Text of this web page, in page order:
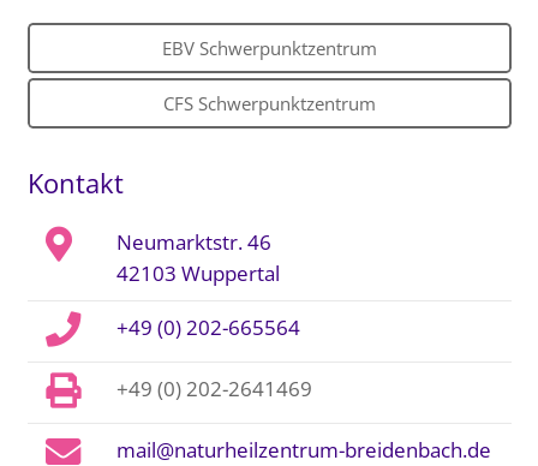
EBV Schwerpunktzentrum
CFS Schwerpunktzentrum
Kontakt
Neumarktstr. 46
42103 Wuppertal
+49 (0) 202-665564
+49 (0) 202-2641469
mail@naturheilzentrum-breidenbach.de